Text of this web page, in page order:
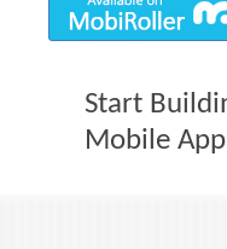
Start
Mobile